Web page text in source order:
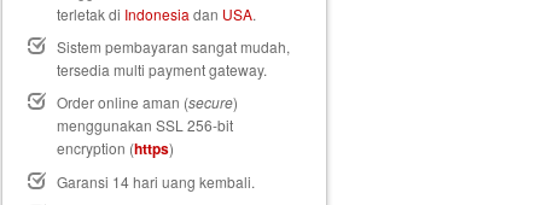
terletak di Indonesia dan USA.
Sistem pembayaran sangat mudah,
tersedia multi payment gateway.
Order online aman (secure)
menggunakan SSL 256-bit
encryption (https)
Garansi 14 hari uang kembali.